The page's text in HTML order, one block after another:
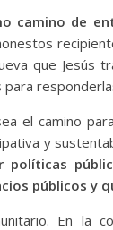
camino de
que Jesús
el camino
y
políticas
públicos y
En la